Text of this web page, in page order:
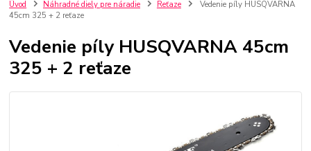
Úvod Náhradné diely pre náradie Reťaze
Vedenie píly HUSQVARNA
45cm 325 + 2 reťaze
Vedenie píly HUSQVARNA 45cm
325 + 2 reťaze